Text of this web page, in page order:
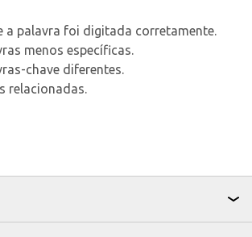
a palavra foi digitada corretamente.
menos específicas.
chave diferentes.
relacionadas.